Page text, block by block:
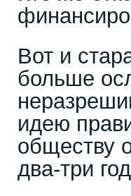
Вот и
больше
идею
обществу
два-три